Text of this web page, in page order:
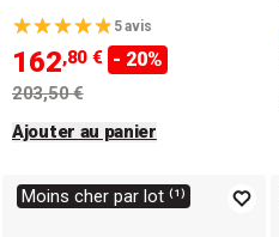
5 avis
162,80 € - 20%
203,50 €
Ajouter au panier
Moins cher par lot ⁽¹⁾